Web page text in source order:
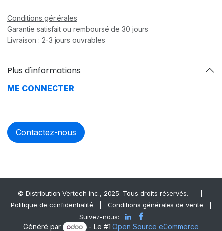
Conditions générales
Garantie satisfait ou remboursé de 30 jours
Livraison : 2-3 jours ouvrables
Plus d'informations
ME CONNECTER
Contactez-nous
© Distrib​ution Vertech ​inc., 2025. Tous droits réservés.
Politique de confidentialité
Conditions générales de vente
Suivez-nous:
Généré par - Le #1Open Source eCommerce